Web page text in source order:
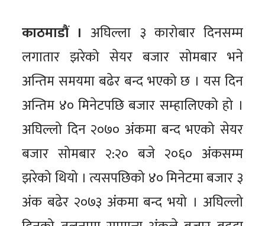
काठमाडौं । अघिल्ला ३ कारोबार दिनसम्म
लगातार झरेको सेयर बजार सोमबार भने
अन्तिम समयमा बढेर बन्द भएको छ । यस दिन
अन्तिम ४० मिनेटपछि बजार सम्हालिएको हो ।
अघिल्लो दिन २०७० अंकमा बन्द भएको सेयर
बजार सोमबार २:२० बजे २०६० अंकसम्म
झरेको थियो । त्यसपछिको ४० मिनेटमा बजार ३
अंक बढेर २०७३ अंकमा बन्द भयो । अघिल्लो